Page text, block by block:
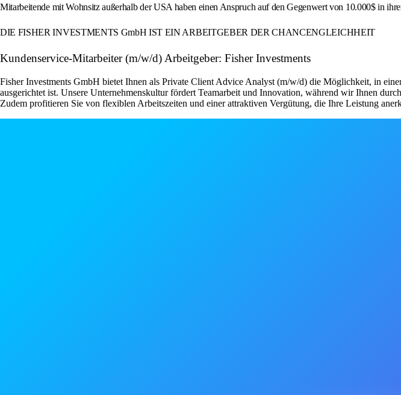
Mitarbeitende mit Wohnsitz außerhalb der USA haben einen Anspruch auf den Gegenwert von 10.000$ in
DIE FISHER INVESTMENTS GmbH IST EIN ARBEITGEBER DER CHANCENGLEICHHEIT
Kundenservice-Mitarbeiter (m/w/d) Arbeitgeber: Fisher Investments
Fisher Investments GmbH bietet Ihnen als Private Client Advice Analyst (m/w/d) die Möglichkeit, in
ausgerichtet ist. Unsere Unternehmenskultur fördert Teamarbeit und Innovation, während wir Ihnen
Zudem profitieren Sie von flexiblen Arbeitszeiten und einer attraktiven Vergütung, die Ihre Leistung